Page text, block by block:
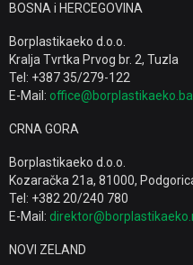
BOSNA i HERCEGOVINA
Borplastikaeko d.o.o.
Kralja Tvrtka Prvog br. 2, Tuzla
Tel: +387 35/279-122
E-Mail: office@borplastikaeko.ba
CRNA GORA
Borplastikaeko d.o.o.
Kozaračka 21a, 81000,
Tel: +382 20/240 780
E-Mail:
NOVI ZELAND